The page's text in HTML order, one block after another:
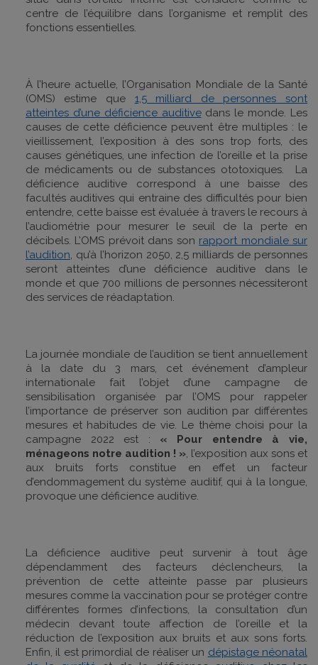
centre de l’équilibre dans l’organisme et remplit des
fonctions essentielles.
À l’heure actuelle, l’Organisation Mondiale de la Santé
(OMS) estime que 1,5 milliard de personnes sont
atteintes d’une déficience auditivedans le monde. Les
causes de cette déficience peuvent être multiples : le
vieillissement, l’exposition à des sons trop forts, des
causes génétiques, une infection de l’oreille et la prise
de médicaments ou de substances ototoxiques. La
déficience auditive correspond à une baisse des
facultés auditives qui entraine des difficultés pour bien
entendre, cette baisse est évaluée à travers le recours à
l’audiométrie pour mesurer le seuil de la perte en
décibels. L’OMS prévoit dans son rapport mondiale sur
l’audition, qu’à l’horizon 2050, 2,5 milliards de personnes
seront atteintes d’une déficience auditive dans le
monde et que 700 millions de personnes nécessiteront
des services de réadaptation.
La journée mondiale de l’audition se tient annuellement
à la date du 3 mars, cet événement d’ampleur
internationale fait l’objet d’une campagne de
sensibilisation organisée par l’OMS pour rappeler
l’importance de préserver son audition par différentes
mesures et habitudes de vie. Le thème choisi pour la
campagne 2022 est : « Pour entendre à vie,
ménageons notre audition ! », l’exposition aux sons et
aux bruits forts constitue en effet un facteur
d’endommagement du système auditif, qui à la longue,
provoque une déficience auditive.
La déficience auditive peut survenir à tout âge
dépendamment des facteurs déclencheurs, la
prévention de cette atteinte passe par plusieurs
mesures comme la vaccination pour se protéger contre
différentes formes d’infections, la consultation d’un
médecin devant toute affection de l’oreille et la
réduction de l’exposition aux bruits et aux sons forts.
Enfin, il est primordial de réaliser un dépistage néonatal